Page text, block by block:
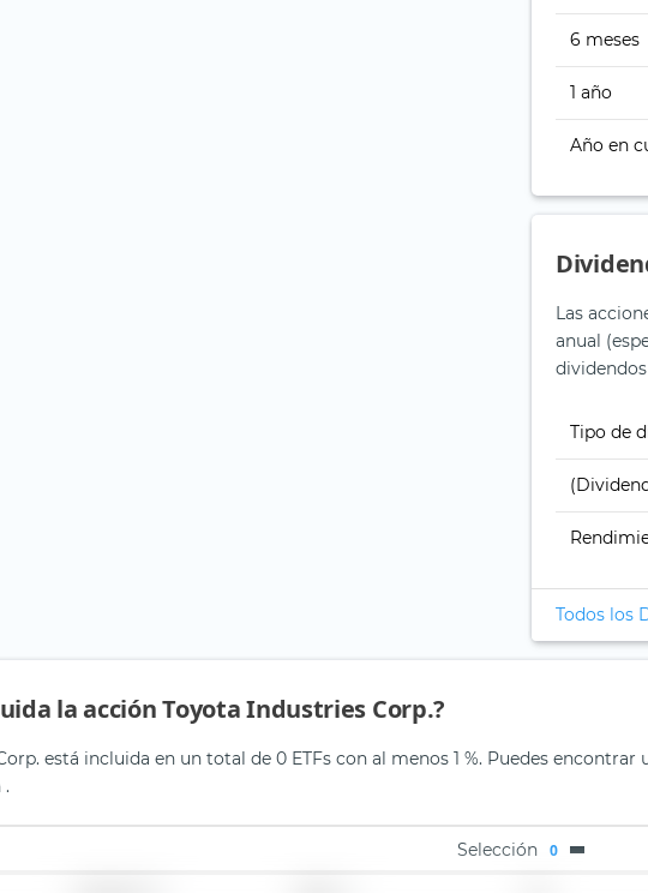
6 meses
1 año
Año en
Las
anual
Tipo de
Todos los
la acción Toyota Industries Corp.?
está incluida en un total de 0 ETFs con al menos 1 %. Puedes encontrar
.
Selección 0